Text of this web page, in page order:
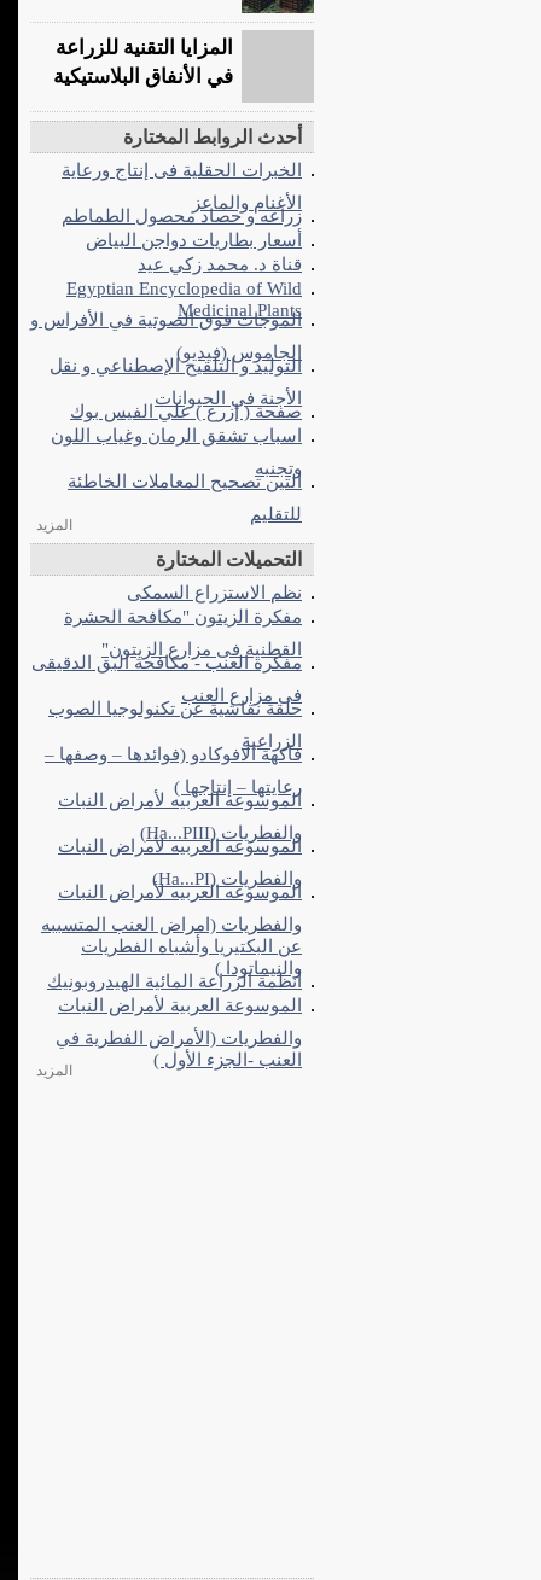
المزايا التقنية للزراعة
في الأنفاق البلاستيكية
أحدث الروابط المختارة
الخبرات الحقلية فى إنتاج ورعاية
الأغنام والماعز
زراعه و حصاد محصول الطماطم
أسعار بطاريات دواجن البياض
قناة د. محمد زكي عيد
Egyptian Encyclopedia of Wild
الموجات فوق الصوتية في الأفراس و
الجاموس (فيديو)
التوليد و التلقيح الإصطناعي و نقل
الأجنة في الحيوانات
صفحة ( إزرع ) علي الفيس بوك
اسباب تشقق الرمان وغياب اللون
التين تصحيح المعاملات الخاطئة
للتقليم
المزيد
التحميلات المختارة
نظم الاستزراع السمكى
مفكرة الزيتون "مكافحة الحشرة
القطنية فى مزارع الزيتون"
مفكرة العنب - مكافحة البق الدقيقى
فى مزارع العنب
حلقة نقاشية عن تكنولوجيا الصوب
الزراعية
فاكهة الافوكادو (فوائدها – وصفها –
رعايتها – إنتاجها )
الموسوعه العربيه لأمراض النبات
والفطريات (Ha...PIII)
الموسوعه العربيه لأمراض النبات
والفطريات (Ha...PI)
الموسوعه العربيه لأمراض النبات
والفطريات (امراض العنب المتسببه
عن البكتيريا وأشباه الفطريات
والنيماتودا )
أنظمة الزراعة المائية الهيدروبونيك
الموسوعة العربية لأمراض النبات
والفطريات (الأمراض الفطرية في
العنب -الجزء الأول )
المزيد